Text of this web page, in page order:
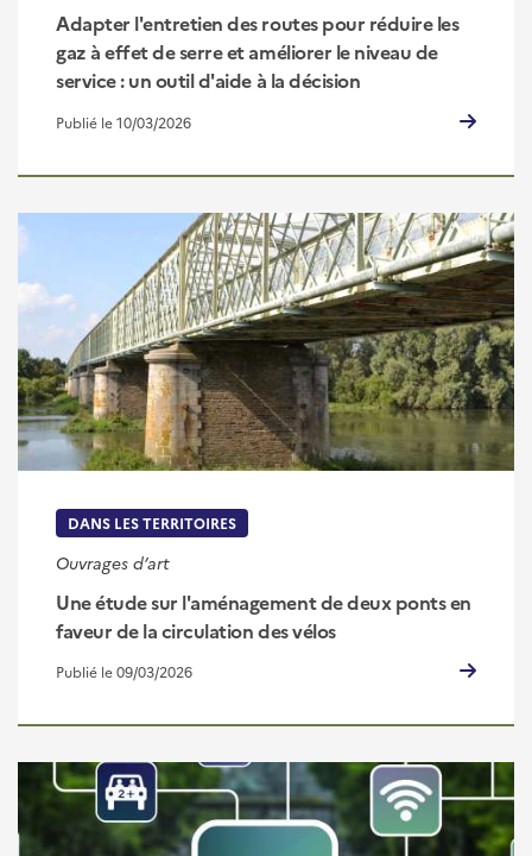
Adapter l'entretien des routes pour réduire les
gaz à effet de serre et améliorer le niveau de
service : un outil d'aide à la décision
Publié le 10/03/2026
DANS LES TERRITOIRES
Ouvrages d’art
Une étude sur l'aménagement de deux ponts en
faveur de la circulation des vélos
Publié le 09/03/2026